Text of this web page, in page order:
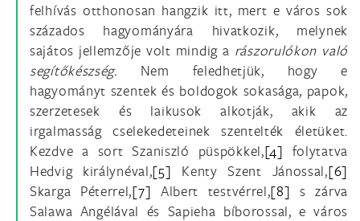
felhívás otthonosan hangzik itt, mert e város sok
százados hagyományára hivatkozik, melynek
sajátos jellemzője volt mindig a rászorulókon való
segítőkészség. Nem feledhetjük, hogy e
hagyományt szentek és boldogok sokasága, papok,
szerzetesek és laikusok alkotják, akik az
irgalmasság cselekedeteinek szentelték életüket.
Kezdve a sort Szaniszló püspökkel,[4] folytatva
Hedvig királynéval,[5] Kenty Szent Jánossal,[6]
Skarga Péterrel,[7] Albert testvérrel,[8] s zárva
Salawa Angélával és Sapieha bíborossal, e város